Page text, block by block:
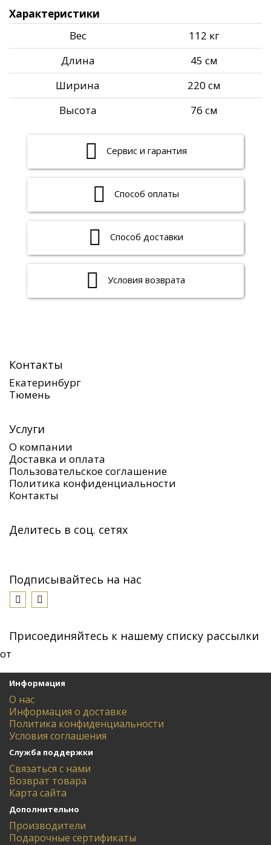
Характеристики
Вес
112 кг
Длина
45 см
Ширина
220 см
Высота
76 см
Сервис и гарантия
Способ оплаты
Способ доставки
Условия возврата
Контакты
Екатеринбург
Тюмень
Услуги
О компании
Доставка и оплата
Пользовательское соглашение
Политика конфиденциальности
Контакты
Делитесь в соц. сетях
Подписывайтесь на нас
Присоединяйтесь к нашему списку рассылки
от
Информация
О нас
Информация о доставке
Политика конфиденциальности
Условия соглашения
Служба поддержки
Связаться с нами
Возврат товара
Карта сайта
Дополнительно
Производители
Подарочные сертификаты